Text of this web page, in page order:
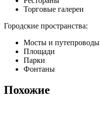
Торговые галереи
Городские пространства:
Мосты и путепроводы
Площади
Парки
Фонтаны
Похожие